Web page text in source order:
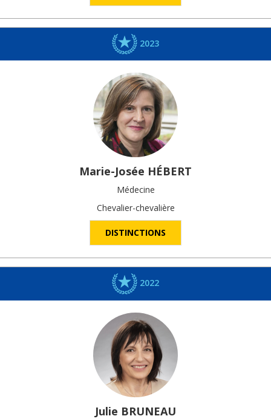
2023
Marie-Josée HÉBERT
Médecine
Chevalier-chevalière
DISTINCTIONS
2022
Julie BRUNEAU